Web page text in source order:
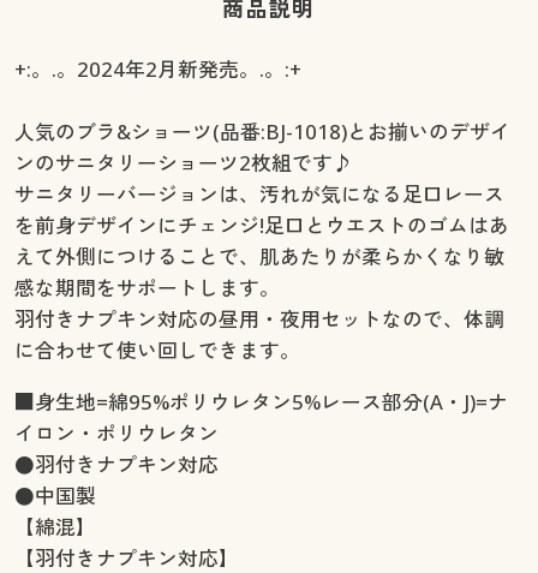
商品説明
+:。.。2024年2月新発売。.。:+
人気のブラ&ショーツ(品番:BJ-1018)とお揃いのデザイ
ンのサニタリーショーツ2枚組です♪
サニタリーバージョンは、汚れが気になる足口レース
を前身デザインにチェンジ!足口とウエストのゴムはあ
えて外側につけることで、肌あたりが柔らかくなり敏
感な期間をサポートします。
羽付きナプキン対応の昼用・夜用セットなので、体調
に合わせて使い回しできます。
■身生地=綿95%ポリウレタン5%レース部分(A・J)=ナ
イロン・ポリウレタン
●羽付きナプキン対応
●中国製
【綿混】
【羽付きナプキン対応】